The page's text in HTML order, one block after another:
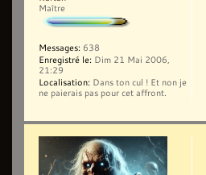
Maître
Messages: 638
Enregistré le: Dim 21 Mai 2006,
21:29
Localisation: Dans ton cul ! Et non je
ne paierais pas pour cet affront.